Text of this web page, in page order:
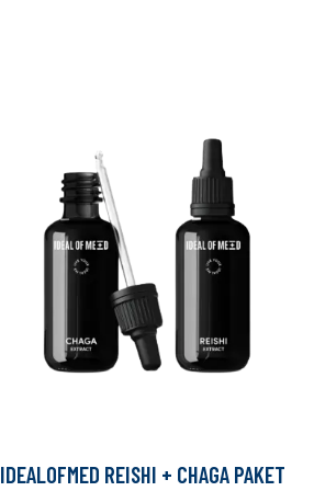
IDEALOFMED REISHI + CHAGA PAKET